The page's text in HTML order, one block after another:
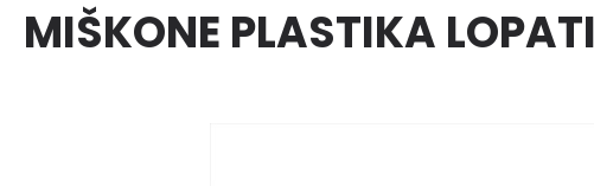
MIŠKONE PLASTIKA